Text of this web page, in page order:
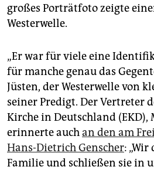
großes Porträtfoto zeigte
Westerwelle.
„Er war für viele eine
für manche genau das
Jüsten, der Westerwelle von
seiner Predigt. Der Vertreter
Kirche in Deutschland
erinnerte auchan den am
Hans-Dietrich Genscher:
Familie und schließen sie in